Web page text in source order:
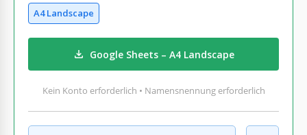
A4 Landscape
Google Sheets – A4 Landscape
Kein Konto erforderlich • Namensnennung erforderlich